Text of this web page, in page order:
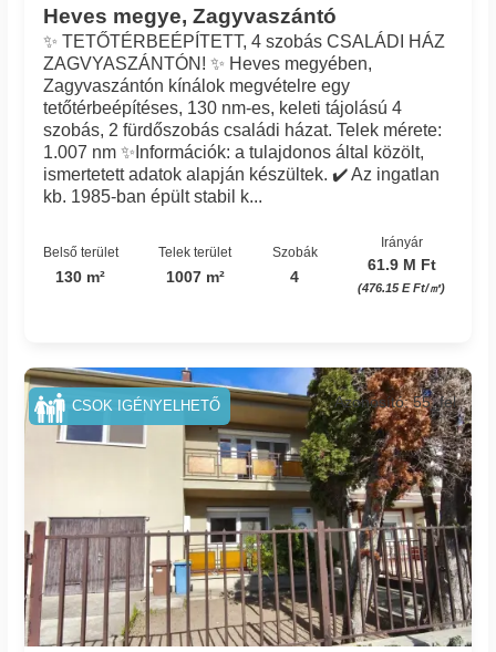
Heves megye, Zagyvaszántó
✨ TETŐTÉRBEÉPÍTETT, 4 szobás CSALÁDI HÁZ
ZAGVYASZÁNTÓN! ✨ Heves megyében,
Zagyvaszántón kínálok megvételre egy
tetőtérbeépítéses, 130 nm-es, keleti tájolású 4
szobás, 2 fürdőszobás családi házat. Telek mérete:
1.007 nm ✨Információk: a tulajdonos által közölt,
ismertetett adatok alapján készültek. ✔️ Az ingatlan
kb. 1985-ban épült stabil k...
Belső terület
130 m²
Telek terület
1007 m²
Szobák
4
Irányár
61.9 M Ft
(476.15 E Ft/㎡)
Azonosító: 55_fel
CSOK IGÉNYELHETŐ